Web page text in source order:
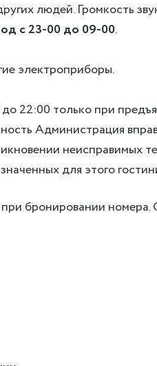
людей. Громкость
с 23-00 до 09-00.
электроприборы.
только при
Администрация
неисправимых
для этого
бронировании номера.